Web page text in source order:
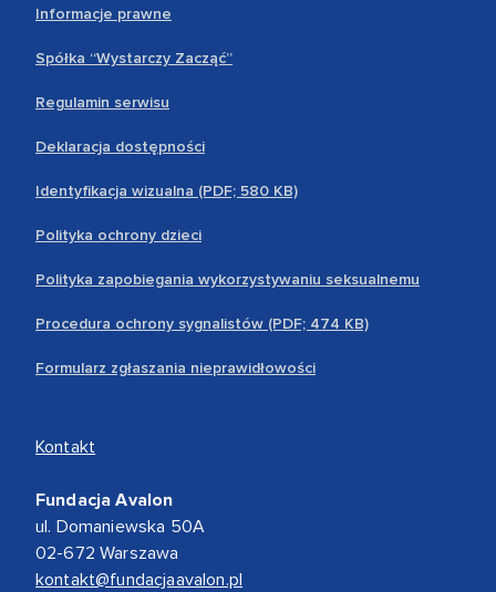
Informacje prawne
Spółka “Wystarczy Zacząć”
Regulamin serwisu
Deklaracja dostępności
Identyfikacja wizualna (PDF; 580 KB)
Polityka ochrony dzieci
Polityka zapobiegania wykorzystywaniu seksualnemu
Procedura ochrony sygnalistów (PDF; 474 KB)
Formularz zgłaszania nieprawidłowości
Kontakt
Fundacja Avalon
ul. Domaniewska 50A
02-672 Warszawa
kontakt@fundacjaavalon.pl